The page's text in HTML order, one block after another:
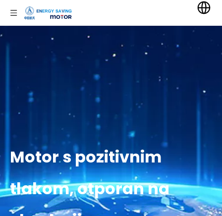
Motor s pozitivnim
tlakom, otporan na